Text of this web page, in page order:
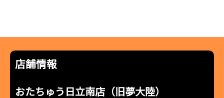
店舗情報
おたちゅう日立南店（旧夢大陸）